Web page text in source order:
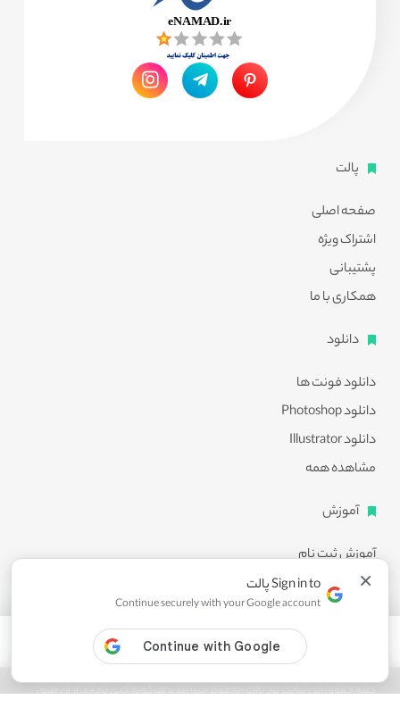
پالت
صفحه اصلی
اشتراک ویژه
پشتیبانی
همکاری با ما
دانلود
دانلود فونت ها
دانلود Photoshop
دانلود Illustrator
مشاهده همه
آموزش
آموزش ثبت نام
آموزش دانلود
آموزش ویرایش طرح ها
مشاهده همه
کلیه حقوق این سایت نزد پالت محفوظ میباشد و هرگونه کپی برداری از آن طبق
× Sign in to پالت
Continue securely with your Google account